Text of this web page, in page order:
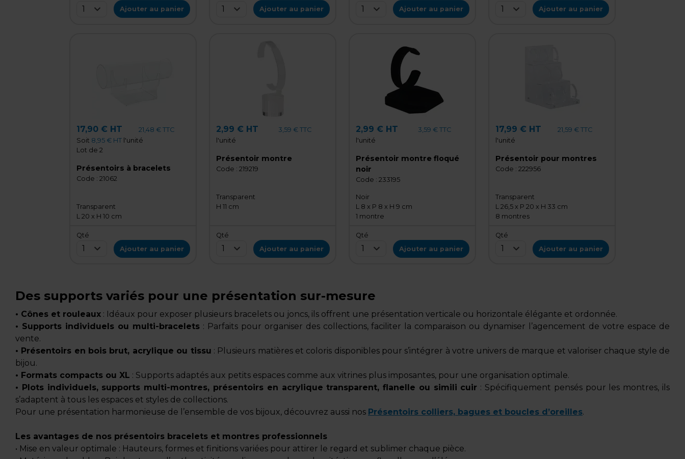
1 Ajouter au panier 1 Ajouter au panier 1 Ajouter au panier 1 Ajouter au panier
17,90 € HT
21,48 € TTC
Soit 8,95 € HTl'unité
Lot de 2
Présentoirs à bracelets
Code : 21062
Transparent
L 20 x H 10 cm
Qté
1 Ajouter au panier
2,99 € HT
3,59 € TTC
l'unité
Présentoir montre
Code : 219219
Transparent
H 11 cm
Qté
1 Ajouter au panier
2,99 € HT
3,59 € TTC
l'unité
Présentoir montre floqué
noir
Code : 233195
Noir
L 8 x P 8 x H 9 cm
1 montre
Qté
1 Ajouter au panier
17,99 € HT
21,59 € TTC
l'unité
Présentoir pour montres
Code : 222956
Transparent
L 26,5 x P 20 x H 33 cm
8 montres
Qté
1 Ajouter au panier
Des supports variés pour une présentation sur-mesure
• Cônes et rouleaux : Idéaux pour exposer plusieurs bracelets ou joncs, ils offrent une présentation verticale ou horizontale élégante et ordonnée.
• Supports individuels ou multi-bracelets: Parfaits pour organiser des collections, faciliter la comparaison ou dynamiser l’agencement de votre espace de
vente.
• Présentoirs en bois brut, acrylique ou tissu : Plusieurs matières et coloris disponibles pour s’intégrer à votre univers de marque et valoriser chaque style de
bijou.
• Formats compacts ou XL : Supports adaptés aux petits espaces comme aux vitrines plus imposantes, pour une organisation optimale.
• Plots individuels, supports multi-montres, présentoirs en acrylique transparent, flanelle ou simili cuir : Spécifiquement pensés pour les montres, ils
s’adaptent à tous les espaces et styles de collections.
Pour une présentation harmonieuse de l’ensemble de vos bijoux, découvrez aussi nos Présentoirs colliers, bagues et boucles d’oreilles.
Les avantages de nos présentoirs bracelets et montres professionnels
• Mise en valeur optimale : Hauteurs, formes et finitions variées pour attirer le regard et sublimer chaque pièce.